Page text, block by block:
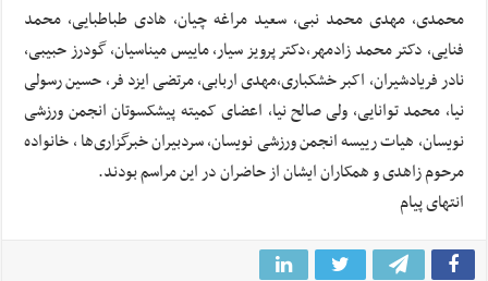
محمدی، مهدی محمد نبی، سعید مراغه چیان، هادی طباطبایی، محمد
فنایی، دکتر محمد زادمهر،دکتر پرویز سیار، ماییس میناسیان، گودرز حبیبی،
نادر فریادشیران، اکبر خشکباری،مهدی اربابی، مرتضی ایزد فر، حسین رسولی
نیا، محمد توانایی، ولی صالح نیا، اعضای کمیته پیشکسوتان انجمن ورزشی
نویسان، هیات رییسه انجمن ورزشی نویسان، سردبیران خبرگزاری‌ها ، خانواده
مرحوم زاهدی و همکاران ایشان از حاضران در این مراسم بودند.
انتهای پیام